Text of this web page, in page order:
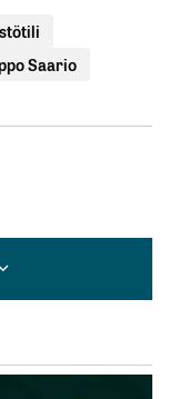
Saario
kirjautua